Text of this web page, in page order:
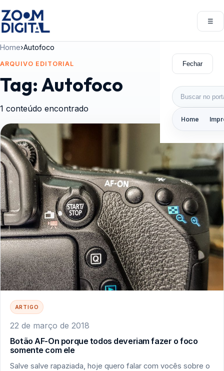
☰
Fechar
Buscar por:
Home
Home›Autofoco
ARQUIVO EDITORIAL
Tag:Autofoco
1 conteúdo encontrado
ARTIGO
22 de março de 2018
Botão AF-On porque todos deveriam fazer o foco
somente com ele
Salve salve rapaziada, hoje quero falar com vocês sobre o